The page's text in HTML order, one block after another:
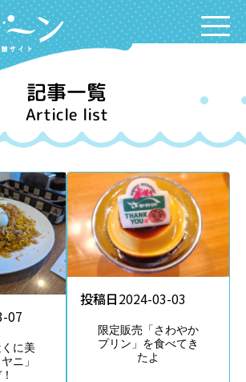
Labooon
記事一覧
Article list
07
に美
ニ」
投稿日2024-03-03
限定販売「さわやか
プリン」を食べてき
たよ